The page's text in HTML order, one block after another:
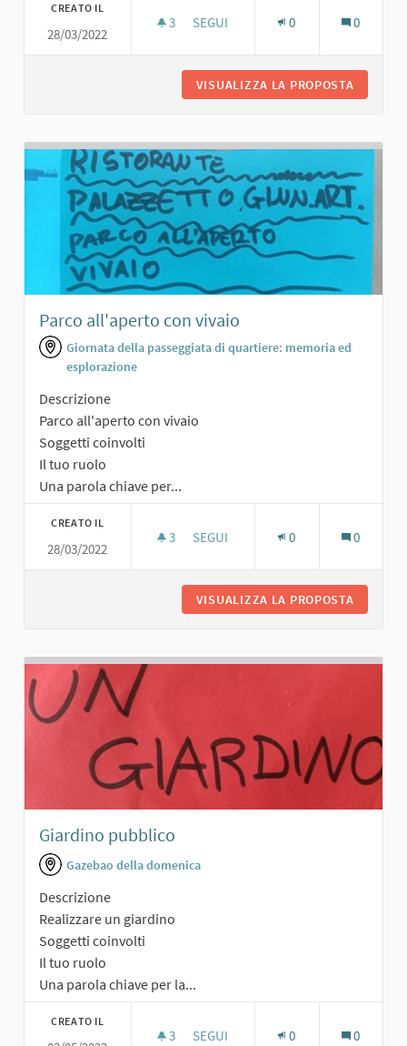
CREATO IL
28/03/2022
3 3 SOSTENITORI
SEGUI 0 0
VISUALIZZA LA PROPOSTA
Parco all'aperto con vivaio
Giornata della passeggiata di quartiere: memoria ed
esplorazione
Descrizione
Parco all'aperto con vivaio
Soggetti coinvolti
Il tuo ruolo
Una parola chiave per...
CREATO IL
28/03/2022
3 3 SOSTENITORI
SEGUI 0 0
VISUALIZZA LA PROPOSTA
Giardino pubblico
Gazebao della domenica
Descrizione
Realizzare un giardino
Soggetti coinvolti
Il tuo ruolo
Una parola chiave per la...
CREATO IL
3 3 SOSTENITORI
SEGUI 0 0